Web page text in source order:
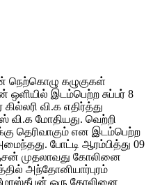
நெற்கொழு கழுகுகள்
இடம்பெற்ற சுப்பர் 8
வி.க எதிர்த்து
மோதியது. வெற்றி
தெரிவாகும் என இடம்பெற்ற
போட்டி ஆரம்பித்து 09
முதலாவது கோலினை
அந்தோனியார்புரம்
ஒரு கோலினை